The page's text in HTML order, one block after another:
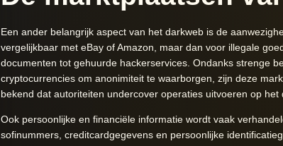
Een ander belangrijk aspect van het darkweb is de
vergelijkbaar met eBay of Amazon, maar dan voor illegale
documenten tot gehuurde hackerservices. Ondanks strenge
cryptocurrencies om anonimiteit te waarborgen, zijn deze
bekend dat autoriteiten undercover operaties uitvoeren op
Ook persoonlijke en financiële informatie wordt vaak
sofinummers, creditcardgegevens en persoonlijke